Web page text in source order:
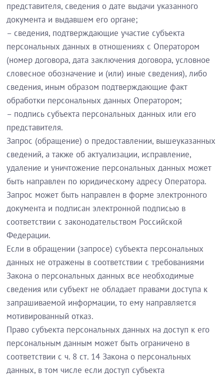
представителя, сведения о дате выдачи указанного
документа и выдавшем его органе;
– сведения, подтверждающие участие субъекта
персональных данных в отношениях с Оператором
(номер договора, дата заключения договора, условное
словесное обозначение и (или) иные сведения), либо
сведения, иным образом подтверждающие факт
обработки персональных данных Оператором;
– подпись субъекта персональных данных или его
представителя.
Запрос (обращение) о предоставлении, вышеуказанных
сведений, а также об актуализации, исправление,
удаление и уничтожение персональных данных может
быть направлен по юридическому адресу Оператора.
Запрос может быть направлен в форме электронного
документа и подписан электронной подписью в
соответствии с законодательством Российской
Федерации.
Если в обращении (запросе) субъекта персональных
данных не отражены в соответствии с требованиями
Закона о персональных данных все необходимые
сведения или субъект не обладает правами доступа к
запрашиваемой информации, то ему направляется
мотивированный отказ.
Право субъекта персональных данных на доступ к его
персональным данным может быть ограничено в
соответствии с ч. 8 ст. 14 Закона о персональных
данных, в том числе если доступ субъекта